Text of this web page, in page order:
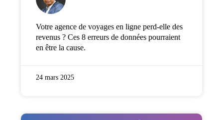
Votre agence de voyages en ligne perd-elle des
revenus ? Ces 8 erreurs de données pourraient
en être la cause.
24 mars 2025